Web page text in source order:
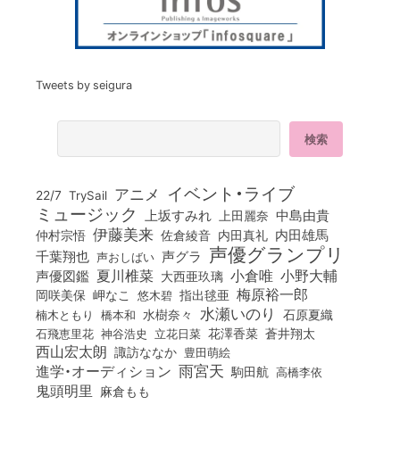
Tweets by seigura
22/7 TrySail アニメ イベント・ライブ
ミュージック 上坂すみれ 上田麗奈 中島由貴
仲村宗悟 伊藤美来 佐倉綾音 内田真礼 内田雄馬
千葉翔也 声おしばい 声グラ 声優グランプリ
声優図鑑 夏川椎菜 大西亜玖璃 小倉唯 小野大輔
岡咲美保 岬なこ 悠木碧 指出毬亜 梅原裕一郎
楠木ともり 橋本和 水樹奈々 水瀬いのり 石原夏織
石飛恵里花 神谷浩史 立花日菜 花澤香菜 蒼井翔太
西山宏太朗 諏訪ななか 豊田萌絵
進学・オーディション 雨宮天 駒田航 高橋李依
鬼頭明里 麻倉もも